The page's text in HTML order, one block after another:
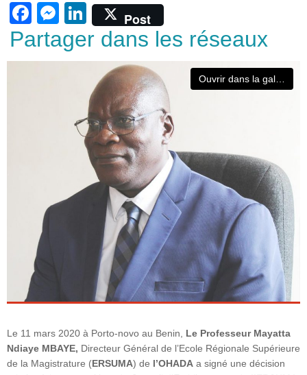
F
a
c
M
e
ss
Li
n
k
e
dI
n
Post
Partager dans les réseaux
Le 11 mars 2020 à Porto-novo au Benin,
Le Professeur Mayatta
Ndiaye MBAYE, Directeur Général de l’Ecole Régionale Supérieure
de la Magistrature ( ERSUMA) de l’OHADA a signé une décision